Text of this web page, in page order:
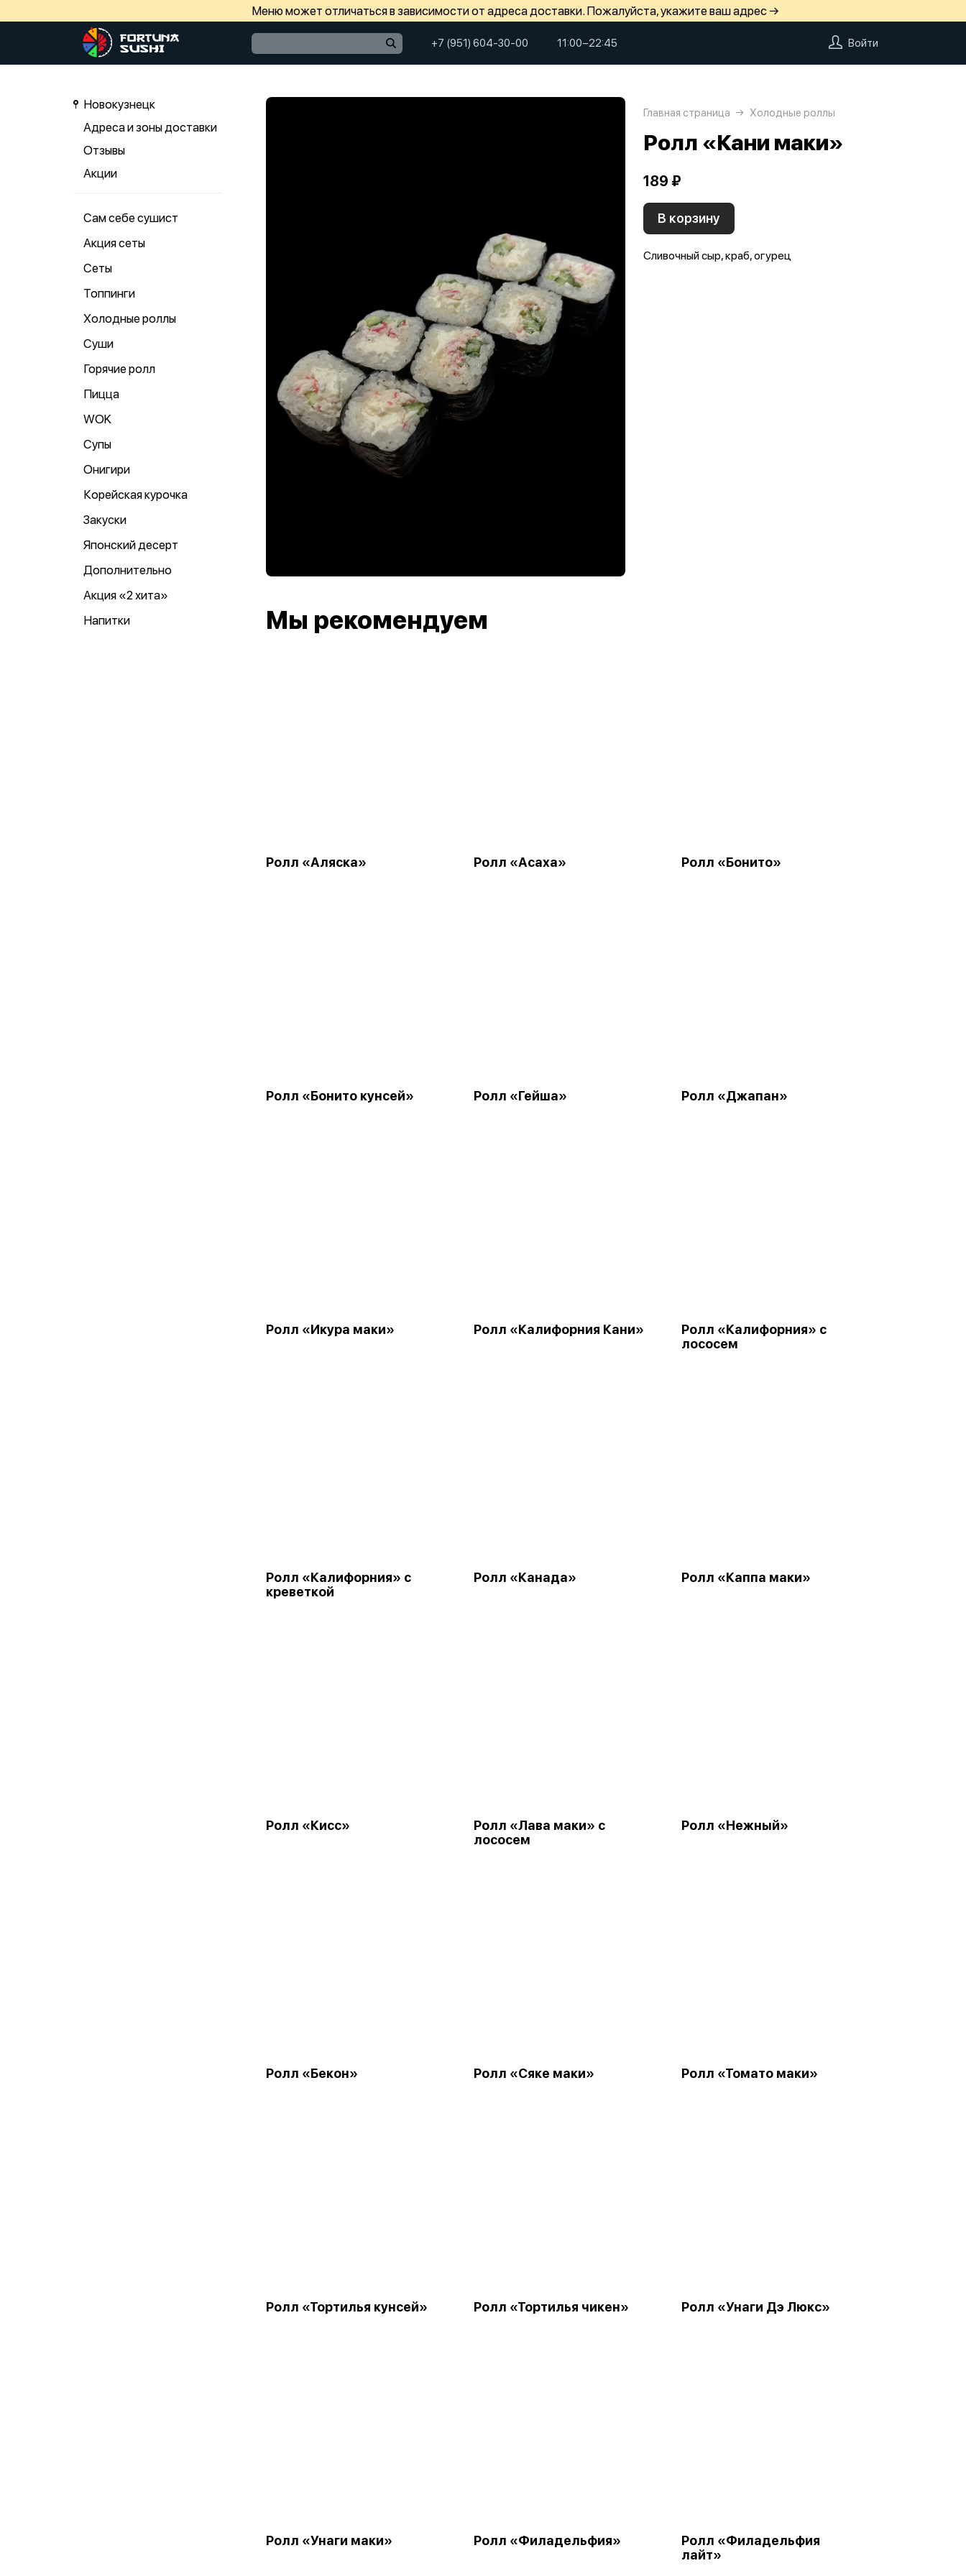
Меню может отличаться в зависимости от адреса доставки. Пожалуйста, укажите ваш адрес →
+7 (951) 604-30-00 11:00−22:45 Войти
Новокузнецк
Адреса и зоны доставки
Отзывы
Акции
Сам себе сушист
Акция сеты
Сеты
Топпинги
Холодные роллы
Суши
Горячие ролл
Пицца
WOK
Супы
Онигири
Корейская курочка
Закуски
Японский десерт
Дополнительно
Акция «2 хита»
Напитки
Главная страница Холодные роллы
Ролл «Кани маки»
189 ₽
В корзину
Сливочный сыр, краб, огурец
Мы рекомендуем
Ролл «Аляска» Ролл «Асаха» Ролл «Бонито»
Ролл «Бонито кунсей» Ролл «Гейша» Ролл «Джапан»
Ролл «Икура маки» Ролл «Калифорния Кани»
Ролл «Калифорния» с
лососем
Ролл «Калифорния» с
креветкой
Ролл «Канада» Ролл «Каппа маки»
Ролл «Кисс»
Ролл «Лава маки» с
лососем
Ролл «Нежный»
Ролл «Бекон» Ролл «Сяке маки» Ролл «Томато маки»
Ролл «Тортилья кунсей» Ролл «Тортилья чикен» Ролл «Унаги Дэ Люкс»
Ролл «Унаги маки» Ролл «Филадельфия»
Ролл «Филадельфия
лайт»